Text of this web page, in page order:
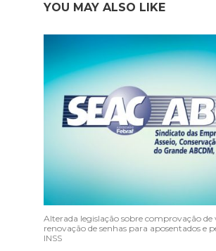
YOU MAY ALSO LIKE
Alterada legislação sobre comprovação de
renovação de senhas para aposentados e
INSS